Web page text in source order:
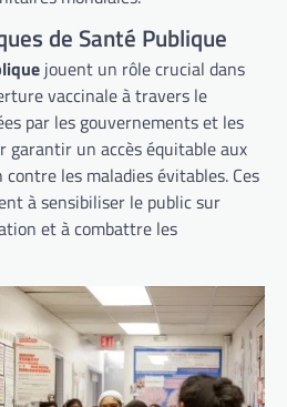
de Santé Publique
jouent un rôle crucial dans
vaccinale à travers le
par les gouvernements et les
garantir un accès équitable aux
les maladies évitables. Ces
à sensibiliser le public sur
et à combattre les